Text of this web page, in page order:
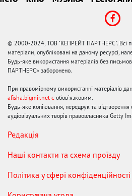
© 2000-2024, ТОВ "КЕПРЕЙТ ПАРТНЕРС". Всі
матеріали, опубліковані на даному ресурсі,
Будь-яке використання матеріалів без
ПАРТНЕРС» заборонено.
При правомірному використанні матеріалів
afisha.bigmir.net є обов'язковим.
Будь-яке копіювання, передрук та відтворення
аудіовізуальних творів правовласника Getty
Редакція
Наші контакти та схема проїзду
Політика у сфері